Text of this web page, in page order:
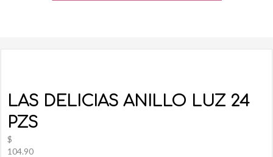
LAS DELICIAS ANILLO LUZ 24
PZS
$
104.90